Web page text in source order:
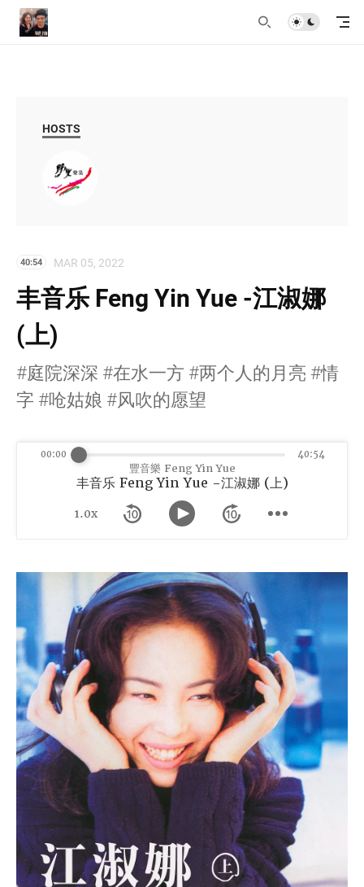
HOSTS
40:54 MAR 05, 2022
丰音乐 Feng Yin Yue -江淑娜
(上)
#庭院深深 #在水一方 #两个人的月亮 #情
字 #呛姑娘 #风吹的愿望
豐音樂 Feng Yin Yue
丰音乐 Feng Yin Yue -江淑娜 (上)
1.0x
00:00 40:54